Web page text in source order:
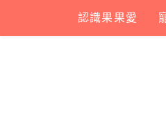
content
認識果果愛